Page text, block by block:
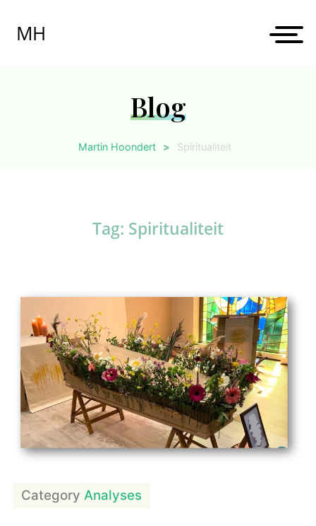
MH
Blog
Martin Hoondert > Spiritualiteit
Tag: Spiritualiteit
Category Analyses